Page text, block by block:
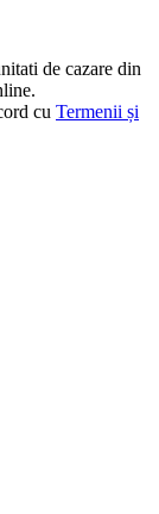
de cazare din
cu Termenii și